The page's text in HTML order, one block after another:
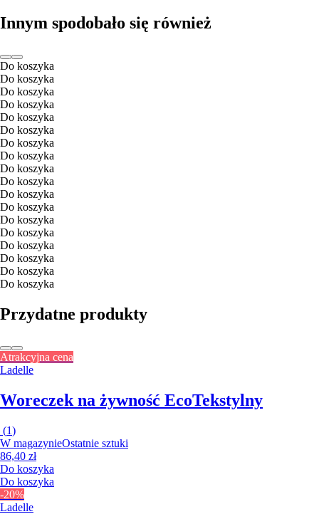
Innym spodobało się również
Do koszyka
Do koszyka
Do koszyka
Do koszyka
Do koszyka
Do koszyka
Do koszyka
Do koszyka
Do koszyka
Do koszyka
Do koszyka
Do koszyka
Do koszyka
Do koszyka
Do koszyka
Do koszyka
Do koszyka
Do koszyka
Przydatne produkty
Atrakcyjna cena
Ladelle
Woreczek na żywność EcoTekstylny
(1)
W magazynieOstatnie sztuki
86,40 zł
Do koszyka
Do koszyka
-20%
Ladelle